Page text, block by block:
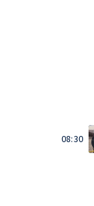
08:30